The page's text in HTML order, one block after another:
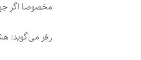
مخصوصا اگر
رافر می‌گوید: